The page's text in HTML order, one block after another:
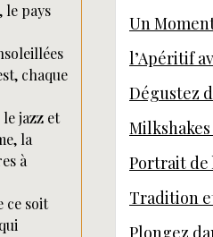
le pays
chaque
jazz et
la
à
ce soit
Un
l’Apéritif
Dégustez
Portrait de
Tradition
Plongez